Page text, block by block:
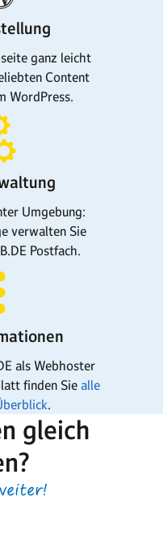
ganz leicht
Content
WordPress.
Umgebung:
verwalten Sie
Postfach.
als Webhoster
finden Sie alle
.
gleich